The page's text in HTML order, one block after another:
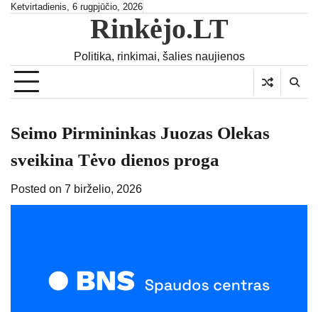
SkipKetvirtadienis, 6 rugpjūčio, 2026
Rinkėjo.LT
Politika, rinkimai, šalies naujienos
Seimo Pirmininkas Juozas Olekas
sveikina Tėvo dienos proga
Posted on 7 birželio, 2026